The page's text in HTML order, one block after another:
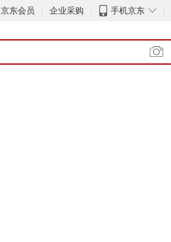
京东会员 企业采购 ◇
手机京东